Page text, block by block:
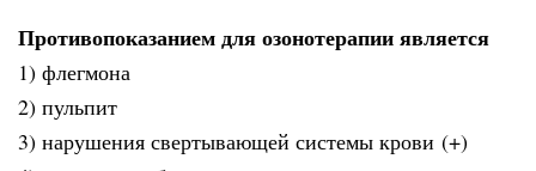
Противопоказанием для озонотерапии является
1) флегмона
2) пульпит
3) нарушения свертывающей системы крови (+)